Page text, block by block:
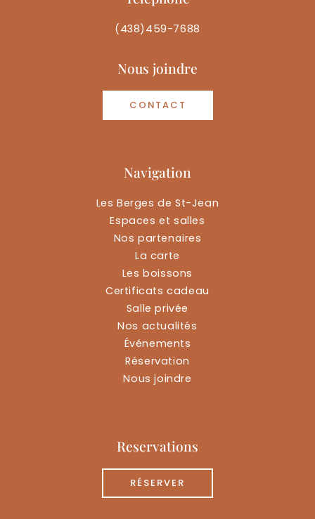
(438)459-7688
Nous joindre
CONTACT
Navigation
Les Berges de St-Jean
Espaces et salles
Nos partenaires
La carte
Les boissons
Certificats cadeau
Salle privée
Nos actualités
Événements
Réservation
Nous joindre
Reservations
RÉSERVER